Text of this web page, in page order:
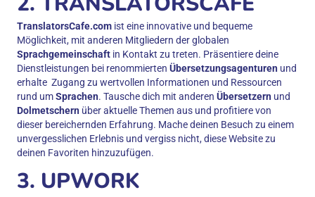
TranslatorsCafe.com ist eine innovative und bequeme
Möglichkeit, mit anderen Mitgliedern der globalen
Sprachgemeinschaft in Kontakt zu treten. Präsentiere deine
Dienstleistungen bei renommierten Übersetzungsagenturen und
erhalte Zugang zu wertvollen Informationen und Ressourcen
rund umSprachen. Tausche dich mit anderen Übersetzern und
Dolmetschern über aktuelle Themen aus und profitiere von
dieser bereichernden Erfahrung. Mache deinen Besuch zu einem
unvergesslichen Erlebnis und vergiss nicht, diese Website zu
deinen Favoriten hinzuzufügen.
3. UPWORK